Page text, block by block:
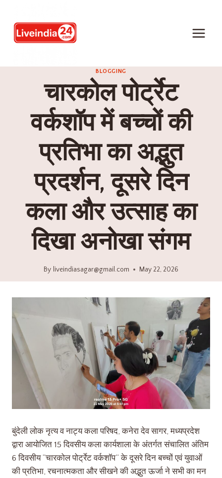
BLOGGING
चारकोल पोर्ट्रेट
वर्कशॉप में बच्चों की
प्रतिभा का अद्भुत
प्रदर्शन, दूसरे दिन
कला और उत्साह का
दिखा अनोखा संगम
By liveindiasagar@gmail.com May 22, 2026
बुंदेली लोक नृत्य व नाट्य कला परिषद, कनेरा देव सागर, मध्यप्रदेश
द्वारा आयोजित 15 दिवसीय कला कार्यशाला के अंतर्गत संचालित अंतिम
6 दिवसीय “चारकोल पोर्ट्रेट वर्कशॉप” के दूसरे दिन बच्चों एवं युवाओं
की प्रतिभा, रचनात्मकता और सीखने की अद्भुत ऊर्जा ने सभी का मन